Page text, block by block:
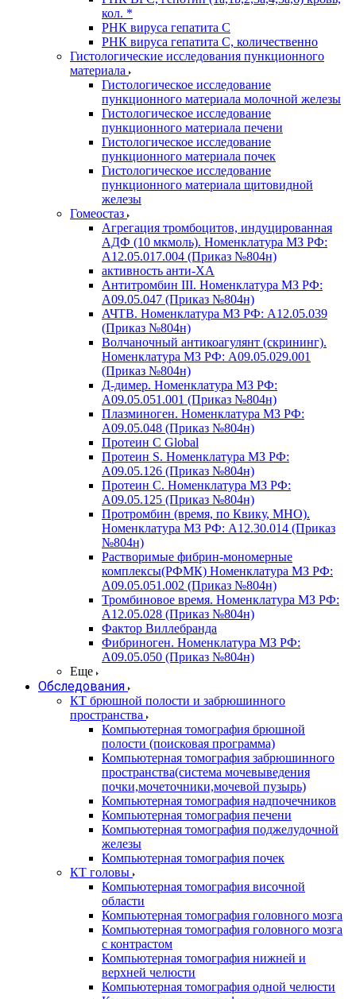
кол. *
РНК вируса гепатита C
РНК вируса гепатита C, количественно
Гистологические исследования пункционного
материала
Гистологическое исследование
пункционного материала молочной железы
Гистологическое исследование
пункционного материала печени
Гистологическое исследование
пункционного материала почек
Гистологическое исследование
пункционного материала щитовидной
железы
Гомеостаз
Агрегация тромбоцитов, индуцированная
АДФ (10 мкмоль). Номенклатура МЗ РФ:
A12.05.017.004 (Приказ №804н)
активность анти-ХА
Антитромбин III. Номенклатура МЗ РФ:
A09.05.047 (Приказ №804н)
АЧТВ. Номенклатура МЗ РФ: A12.05.039
(Приказ №804н)
Волчаночный антикоагулянт (скрининг).
Номенклатура МЗ РФ: A09.05.029.001
(Приказ №804н)
Д-димер. Номенклатура МЗ РФ:
A09.05.051.001 (Приказ №804н)
Плазминоген. Номенклатура МЗ РФ:
A09.05.048 (Приказ №804н)
Протеин C Global
Протеин S. Номенклатура МЗ РФ:
A09.05.126 (Приказ №804н)
Протеин С. Номенклатура МЗ РФ:
A09.05.125 (Приказ №804н)
Протромбин (время, по Квику, МНО).
Номенклатура МЗ РФ: A12.30.014 (Приказ
№804н)
Растворимые фибрин-мономерные
комплексы(РФМК) Номенклатура МЗ РФ:
A09.05.051.002 (Приказ №804н)
Тромбиновое время. Номенклатура МЗ РФ:
A12.05.028 (Приказ №804н)
Фактор Виллебранда
Фибриноген. Номенклатура МЗ РФ:
A09.05.050 (Приказ №804н)
Еще
Обследования
КТ брюшной полости и забрюшинного
пространства
Компьютерная томография брюшной
полости (поисковая программа)
Компьютерная томография забрюшинного
пространства(система мочевыведения
почки,мочеточники,мочевой пузырь)
Компьютерная томография надпочечников
Компьютерная томография печени
Компьютерная томография поджелудочной
железы
Компьютерная томография почек
КТ головы
Компьютерная томография височной
области
Компьютерная томография головного мозга
Компьютерная томография головного мозга
с контрастом
Компьютерная томография нижней и
верхней челюсти
Компьютерная томография одной челюсти